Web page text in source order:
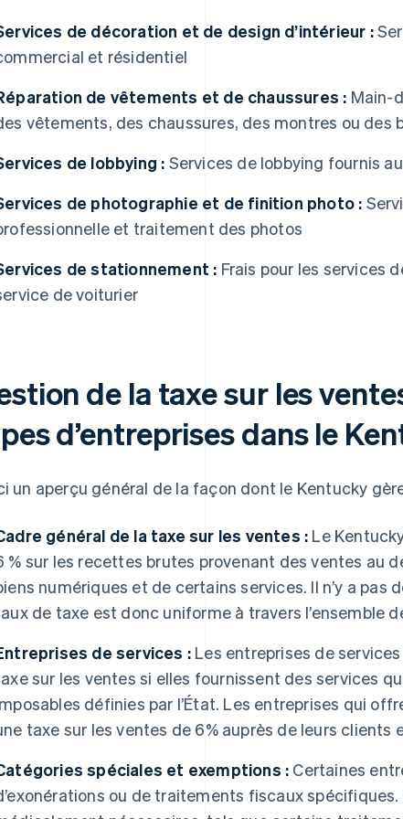
de décoration et de design d’intérieur :
et résidentiel
de vêtements et de chaussures : Main-
vêtements, des chaussures, des montres ou des
de lobbying : Services de lobbying fournis
de photographie et de finition photo :
et traitement des photos
de stationnement : Frais pour les services
de voiturier
de la taxe sur les
d’entreprises dans le
un aperçu général de la façon dont le Kentucky
général de la taxe sur les ventes : Le
% sur les recettes brutes provenant des ventes au
numériques et de certains services. Il n’y a pas
de taxe est donc uniforme à travers l’ensemble
de services : Les entreprises de
sur les ventes si elles fournissent des services
définies par l’État. Les entreprises qui
taxe sur les ventes de 6% auprès de leurs clients
spéciales et exemptions : Certaines
ou de traitements fiscaux